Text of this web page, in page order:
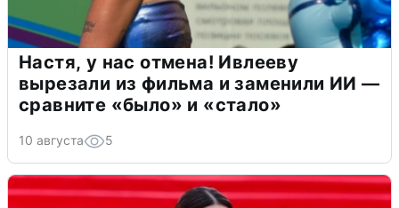
Настя, у нас отмена! Ивлееву
вырезали из фильма и заменили ИИ —
сравните «было» и «стало»
10 августа 5